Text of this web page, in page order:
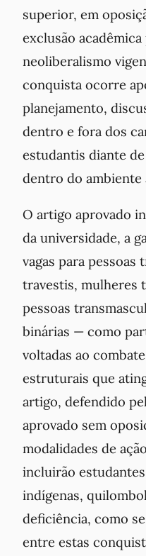
superior, em
exclusão
neoliberalismo
conquista ocorre
planejamento,
dentro e fora dos
estudantis diante
dentro do ambiente
O artigo aprovado
da universidade, a
vagas para
travestis, mulheres
pessoas
binárias — como
voltadas ao
estruturais que
artigo, defendido
aprovado sem
modalidades de
incluirão
indígenas,
deficiência, como
entre estas